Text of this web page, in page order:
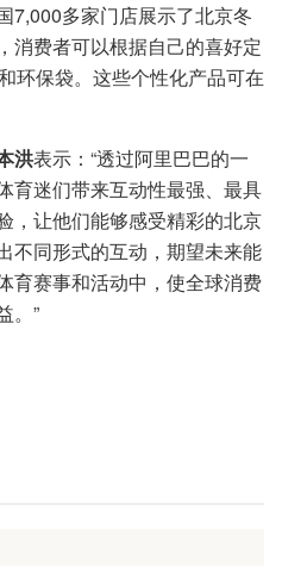
7,000多家门店展示了北京冬
消费者可以根据自己的喜好定
环保袋。这些个性化产品可在
洪表示：“透过阿里巴巴的一
育迷们带来互动性最强、最具
，让他们能够感受精彩的北京
不同形式的互动，期望未来能
育赛事和活动中，使全球消费
。”